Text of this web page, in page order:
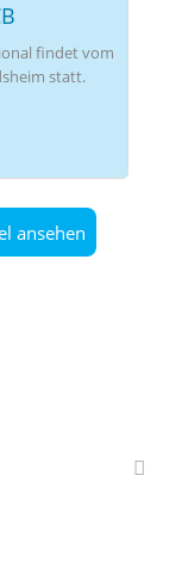
findet vom
statt.
ansehen